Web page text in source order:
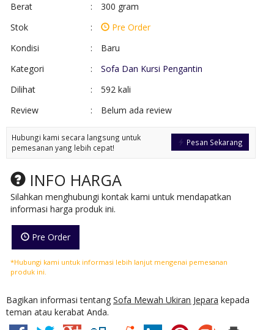
Berat
:
300 gram
Stok
:
Pre Order
Kondisi
:
Baru
Kategori
:
Sofa Dan Kursi Pengantin
Dilihat
:
592 kali
Review
: Belum ada review
Pesan Sekarang
Hubungi kami secara langsung untuk
pemesanan yang lebih cepat!
INFO HARGA
Silahkan menghubungi kontak kami untuk mendapatkan
informasi harga produk ini.
Pre Order
*Hubungi kami untuk informasi lebih lanjut mengenai pemesanan
produk ini.
Bagikan informasi tentang Sofa Mewah Ukiran Jepara kepada
teman atau kerabat Anda.